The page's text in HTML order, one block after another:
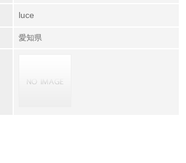
luce
愛知県